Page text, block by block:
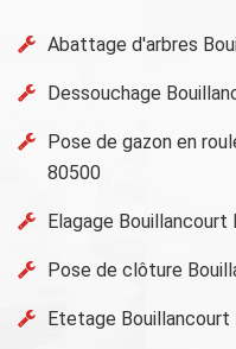
Abattage d'arbres
Dessouchage
Pose de gazon en
80500
Elagage
Pose de clôture
Etetage Bouillancourt